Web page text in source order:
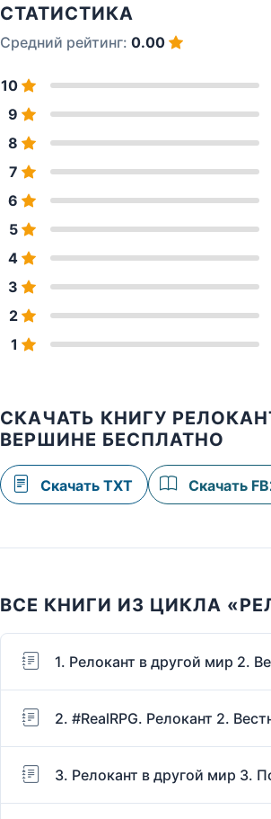
СТАТИСТИКА
Средний рейтинг: 0.00
10
9
8
7
6
5
4
3
2
1
СКАЧАТЬ КНИГУ
ВЕРШИНЕ БЕСПЛАТНО
Скачать TXT Скачать
ВСЕ КНИГИ ИЗ ЦИКЛА
1. Релокант в другой мир 2.
2. #RealRPG. Релокант 2.
3. Релокант в другой мир 3.